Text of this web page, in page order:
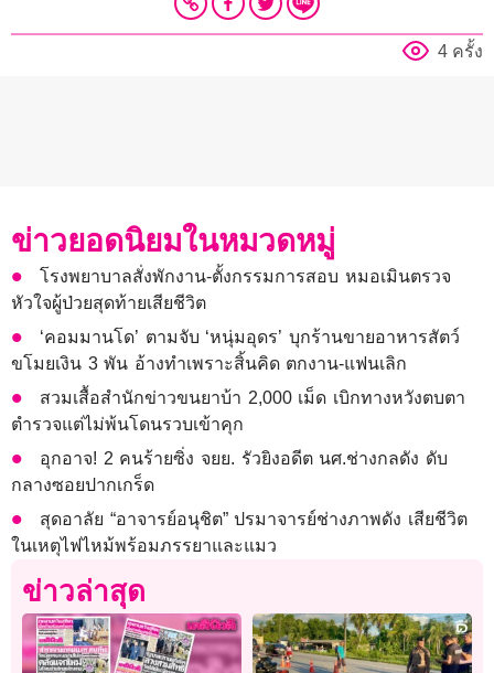
4 ครั้ง
ข่าวยอดนิยมในหมวดหมู่
โรงพยาบาลสั่งพักงาน-ตั้งกรรมการสอบ หมอเมินตรวจ
หัวใจผู้ป่วยสุดท้ายเสียชีวิต
‘คอมมานโด’ ตามจับ ‘หนุ่มอุดร’ บุกร้านขายอาหารสัตว์
ขโมยเงิน 3 พัน อ้างทำเพราะสิ้นคิด ตกงาน-แฟนเลิก
สวมเสื้อสำนักข่าวขนยาบ้า 2,000 เม็ด เบิกทางหวังตบตา
ตำรวจแต่ไม่พ้นโดนรวบเข้าคุก
อุกอาจ! 2 คนร้ายซิ่ง จยย. รัวยิงอดีต นศ.ช่างกลดัง ดับ
กลางซอยปากเกร็ด
สุดอาลัย “อาจารย์อนุชิต” ปรมาจารย์ช่างภาพดัง เสียชีวิต
ในเหตุไฟไหม้พร้อมภรรยาและแมว
ข่าวล่าสุด